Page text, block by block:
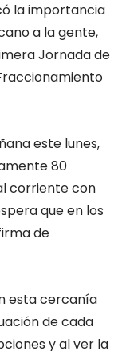
la importancia
a la gente,
Jornada de
este lunes,
80
corriente con
que en los
de
esta cercanía
de cada
y al ver la